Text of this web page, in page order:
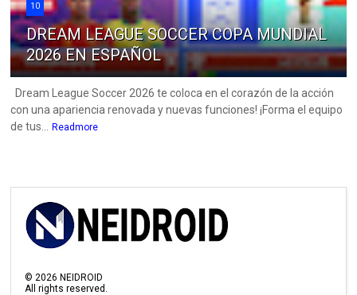
10
DREAM LEAGUE SOCCER COPA MUNDIAL
2026 EN ESPAÑOL
Dream League Soccer 2026 te coloca en el corazón de la acción
con una apariencia renovada y nuevas funciones! ¡Forma el equipo
de tus...
Readmore
© 2026 NEIDROID
All rights reserved.